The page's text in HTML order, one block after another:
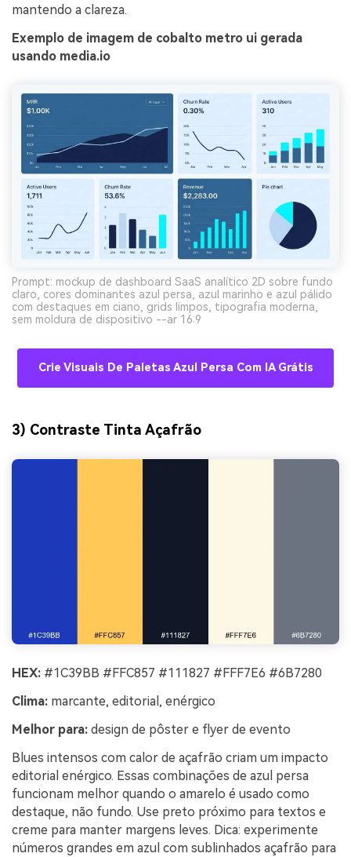
mantendo a clareza.
Exemplo de imagem de cobalto metro ui gerada
usando media.io
Prompt: mockup de dashboard SaaS analítico 2D sobre fundo
claro, cores dominantes azul persa, azul marinho e azul pálido
com destaques em ciano, grids limpos, tipografia moderna,
sem moldura de dispositivo --ar 16:9
Crie Visuais De Paletas Azul Persa Com IA Grátis
3) Contraste Tinta Açafrão
HEX: #1C39BB #FFC857 #111827 #FFF7E6 #6B7280
Clima: marcante, editorial, enérgico
Melhor para: design de pôster e flyer de evento
Blues intensos com calor de açafrão criam um impacto
editorial enérgico. Essas combinações de azul persa
funcionam melhor quando o amarelo é usado como
destaque, não fundo. Use preto próximo para textos e
creme para manter margens leves. Dica: experimente
números grandes em azul com sublinhados açafrão para